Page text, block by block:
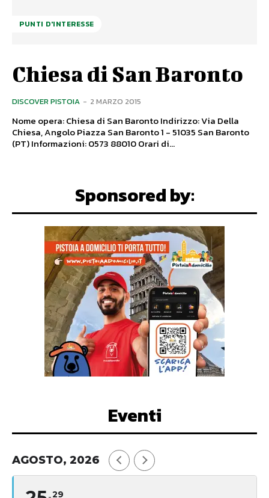
PUNTI D'INTERESSE
Chiesa di San Baronto
DISCOVER PISTOIA - 2 MARZO 2015
Nome opera: Chiesa di San Baronto Indirizzo: Via Della
Chiesa, Angolo Piazza San Baronto 1 - 51035 San Baronto
(PT) Informazioni: 0573 88010 Orari di...
Sponsored by:
Eventi
AGOSTO, 2026
29